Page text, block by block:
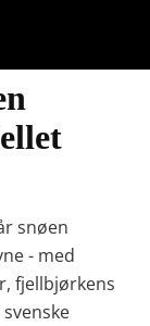
snøen
- med
fjellbjørkens